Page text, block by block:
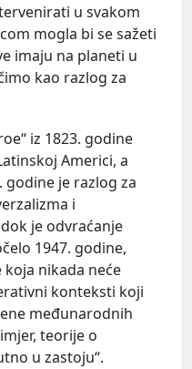
u svakom
mogla bi se sažeti
imaju na planeti u
kao razlog za
iz 1823. godine
Americi, a
je razlog za
i
je odvraćanje
1947. godine,
nikada neće
konteksti koji
međunarodnih
teorije o
u zastoju“.